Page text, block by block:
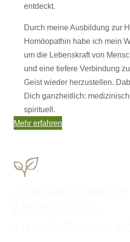
entdeckt.
Durch meine Ausbildung zur
Homöopathin habe ich mein
um die Lebenskraft von
und eine tiefere Verbindung
Geist wieder herzustellen.
Dich ganzheitlich:
spirituell.
Mehr erfahren